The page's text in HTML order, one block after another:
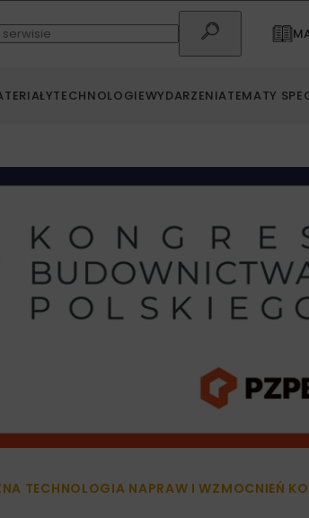
TECHNOLOGIEWYDARZENIATEMATY
TECHNOLOGIA NAPRAW I WZMOCNIEŃ